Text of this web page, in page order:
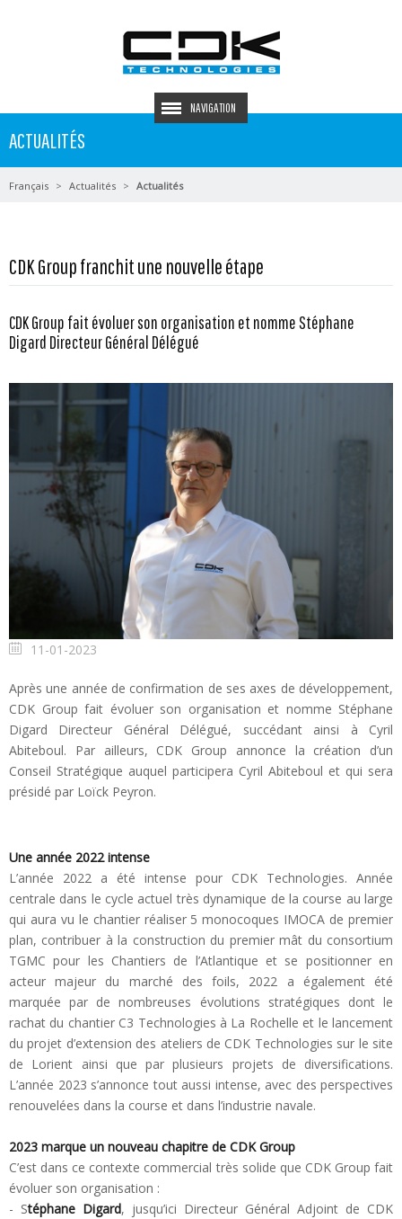
NAVIGATION
ACTUALITÉS
Français Actualités Actualités
CDK Group franchit une nouvelle étape
CDK Group fait évoluer son organisation et nomme Stéphane
Digard Directeur Général Délégué
11-01-2023
Après une année de confirmation de ses axes de développement,
CDK Group fait évoluer son organisation et nomme Stéphane
Digard Directeur Général Délégué, succédant ainsi à Cyril
Abiteboul. Par ailleurs, CDK Group annonce la création d’un
Conseil Stratégique auquel participera Cyril Abiteboul et qui sera
présidé par Loïck Peyron.
Une année 2022 intense
L’année 2022 a été intense pour CDK Technologies. Année
centrale dans le cycle actuel très dynamique de la course au large
qui aura vu le chantier réaliser 5 monocoques IMOCA de premier
plan, contribuer à la construction du premier mât du consortium
TGMC pour les Chantiers de l’Atlantique et se positionner en
acteur majeur du marché des foils, 2022 a également été
marquée par de nombreuses évolutions stratégiques dont le
rachat du chantier C3 Technologies à La Rochelle et le lancement
du projet d’extension des ateliers de CDK Technologies sur le site
de Lorient ainsi que par plusieurs projets de diversifications.
L’année 2023 s’annonce tout aussi intense, avec des perspectives
renouvelées dans la course et dans l’industrie navale.
2023 marque un nouveau chapitre de CDK Group
C’est dans ce contexte commercial très solide que CDK Group fait
évoluer son organisation :
- Stéphane Digard, jusqu’ici Directeur Général Adjoint de CDK